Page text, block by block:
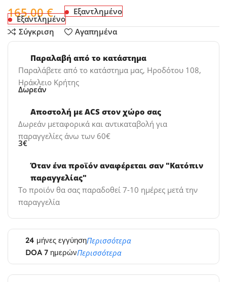
165,00€ Εξαντλημένο
Εξαντλημένο
Σύγκριση
Αγαπημένα
Παραλαβή από το κατάστημα
Παραλάβετε από το κατάστημα μας, Ηροδότου 108,
Ηράκλειο Κρήτης
Δωρεάν
Αποστολή με ACS στον χώρο σας
Δωρεάν μεταφορικά και αντικαταβολή για
παραγγελίες άνω των 60€
3€
Όταν ένα προϊόν αναφέρεται σαν "Κατόπιν
παραγγελίας"
Το προϊόν θα σας παραδοθεί 7-10 ημέρες μετά την
παραγγελία
24 μήνες εγγύησηΠερισσότερα
DOA 7 ημερώνΠερισσότερα